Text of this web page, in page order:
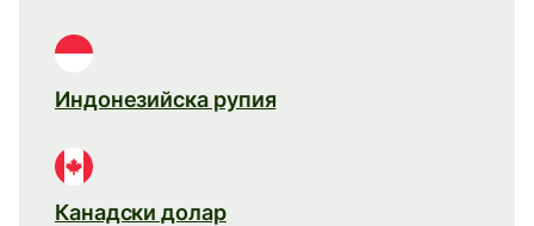
Индонезийска рупия
Канадски долар